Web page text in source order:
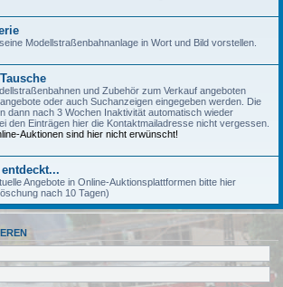
Modellstraßenbahnanlage in Wort und Bild vorstellen.
und Zubehör zum Verkauf angeboten
oder auch Suchanzeigen eingegeben werden. Die
dann nach 3 Wochen Inaktivität automatisch wieder
den Einträgen hier die Kontaktmailadresse nicht vergessen.
Auktionen sind hier nicht erwünscht!
Angebote in Online-Auktionsplattformen bitte hier
nach 10 Tagen)